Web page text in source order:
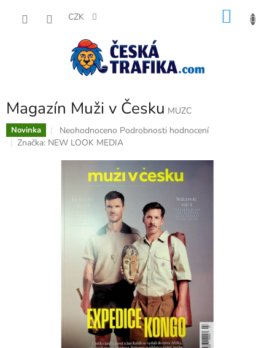
CZK
Magazín Muži v Česku MUZC
Novinka
Průměrné
hodnocení
Neohodnoceno Podrobnosti hodnocení
Značka: NEW LOOK MEDIA